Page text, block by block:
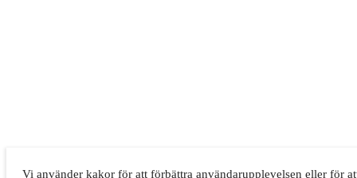
Vi använder kakor för att förbättra användarupplevelsen eller för